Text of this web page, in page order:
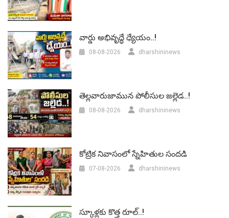
వార్డు అభివృద్ధే ధ్యేయం..!
08-08-2026 dharshininews
తెల్లవారుజామున పోలీసుల జల్లెడ..!
08-08-2026 dharshininews
కోట్రిక నివాసంలో స్నేహితుల సందడి
07-08-2026 dharshininews
స్కూళ్లకు కొత్త రూల్..!